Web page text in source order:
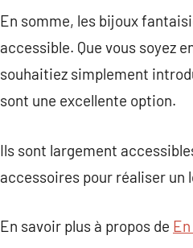
En somme, les bijoux
accessible. Que vous soyez
souhaitiez simplement
sont une excellente option.
Ils sont largement
accessoires pour réaliser un
En savoir plus à propos de